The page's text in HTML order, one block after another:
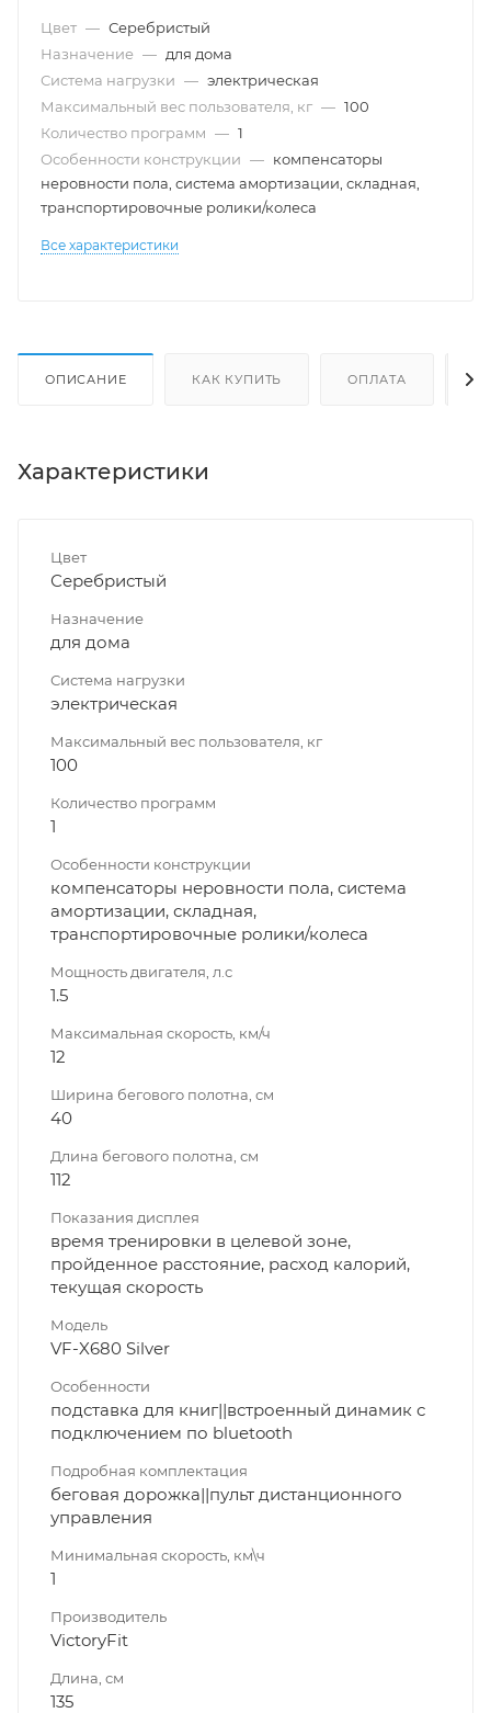
Цвет — Серебристый
Назначение — для дома
Система нагрузки — электрическая
Максимальный вес пользователя, кг — 100
Количество программ — 1
Особенности конструкции — компенсаторы
неровности пола, система амортизации, складная,
транспортировочные ролики/колеса
Все характеристики
ОПИСАНИЕ КАК КУПИТЬ ОПЛАТА
Характеристики
Цвет
Серебристый
Назначение
для дома
Система нагрузки
электрическая
Максимальный вес пользователя, кг
100
Количество программ
1
Особенности конструкции
компенсаторы неровности пола, система
амортизации, складная,
транспортировочные ролики/колеса
Мощность двигателя, л.с
1.5
Максимальная скорость, км/ч
12
Ширина бегового полотна, см
40
Длина бегового полотна, см
112
Показания дисплея
время тренировки в целевой зоне,
пройденное расстояние, расход калорий,
текущая скорость
Модель
VF-X680 Silver
Особенности
подставка для книг||встроенный динамик с
подключением по bluetooth
Подробная комплектация
беговая дорожка||пульт дистанционного
управления
Минимальная скорость, км\ч
1
Производитель
VictoryFit
Длина, см
135